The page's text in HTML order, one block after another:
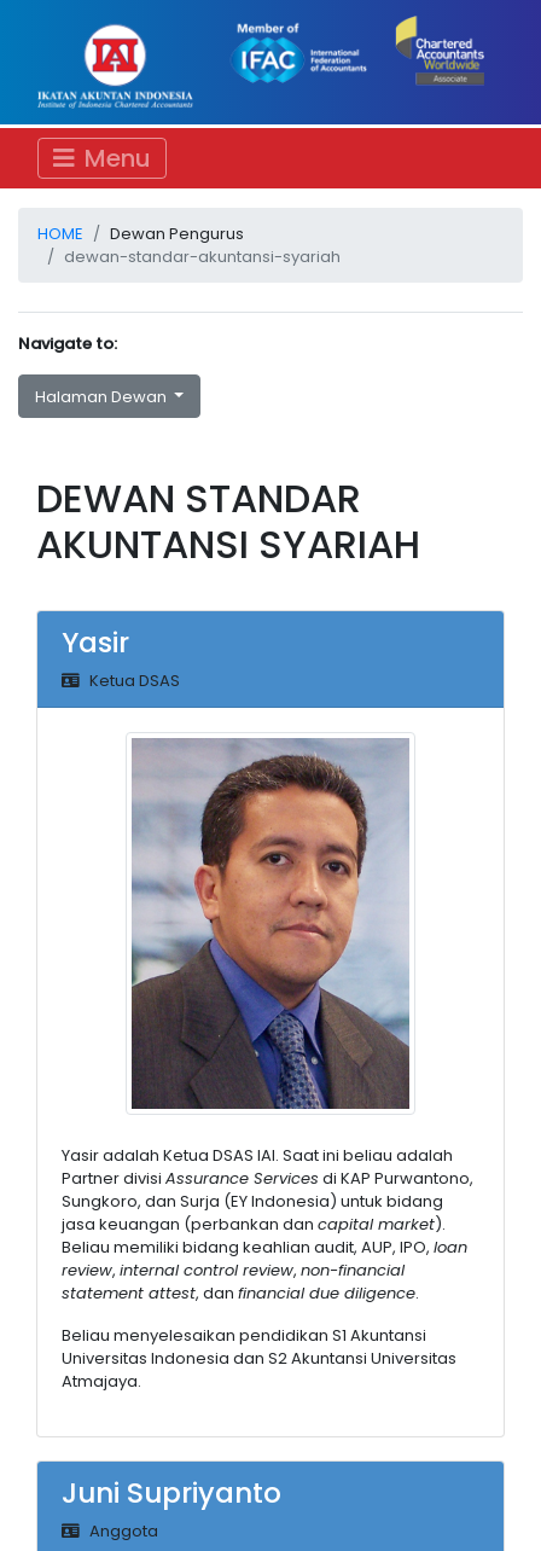
Menu
HOME
Dewan Pengurus
dewan-standar-akuntansi-syariah
Navigate to:
Halaman Dewan
DEWAN STANDAR
AKUNTANSI SYARIAH
Yasir
Ketua DSAS
Yasir adalah Ketua DSAS IAI. Saat ini beliau adalah
Partner divisi Assurance Services di KAP Purwantono,
Sungkoro, dan Surja (EY Indonesia) untuk bidang
jasa keuangan (perbankan dan capital market).
Beliau memiliki bidang keahlian audit, AUP, IPO, loan
review, internal control review, non-financial
statement attest, dan financial due diligence.
Beliau menyelesaikan pendidikan S1 Akuntansi
Universitas Indonesia dan S2 Akuntansi Universitas
Atmajaya.
Juni Supriyanto
Anggota